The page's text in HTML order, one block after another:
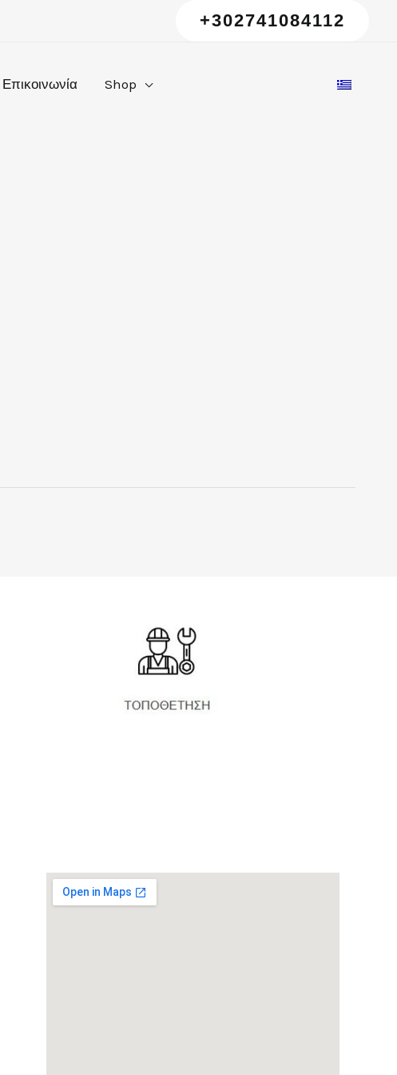
+302741084112
Επικοινωνία Shop